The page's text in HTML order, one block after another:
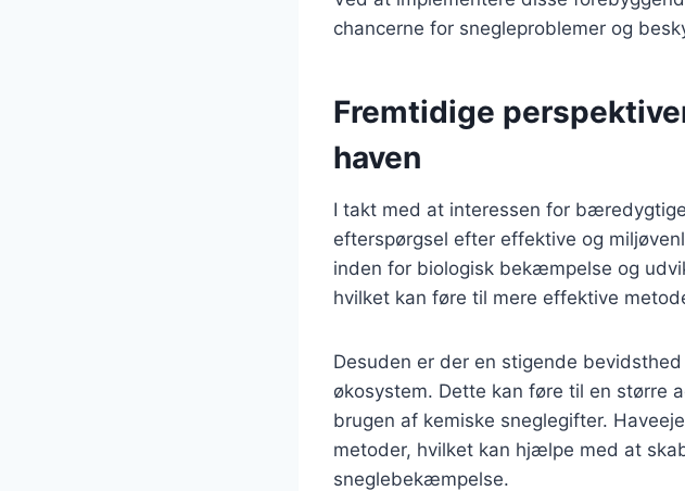
chancerne for snegleproblemer og
Fremtidige
haven
I takt med at interessen for
efterspørgsel efter effektive og
inden for biologisk bekæmpelse og
hvilket kan føre til mere effektive
Desuden er der en stigende
økosystem. Dette kan føre til en større
brugen af kemiske sneglegifter.
metoder, hvilket kan hjælpe med at
sneglebekæmpelse.